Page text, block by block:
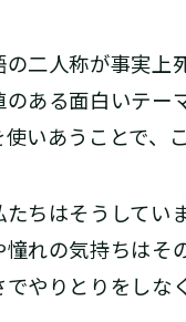
二人称が事実上
のある面白いテー
使いあうことで、
ちはそうしてい
憧れの気持ちはそ
でやりとりをしな